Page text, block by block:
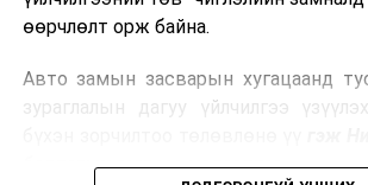
боловсруулах үйлдвэрүүдээр
Ийнхүү лаг хатаах, шатаах
өөрчлөлт орж байна.
Авто замын засварын хугацаанд
зураглалын дагуу үйлчилгээ
бодлогын газраас мэдээллээ.